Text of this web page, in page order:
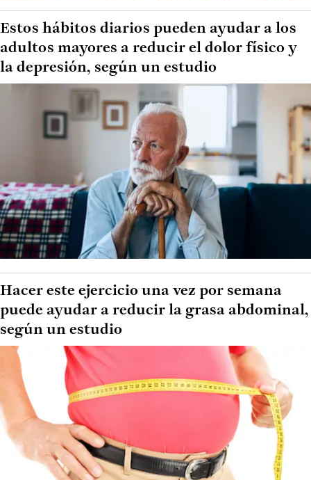
Estos hábitos diarios pueden ayudar a los
adultos mayores a reducir el dolor físico y
la depresión, según un estudio
Hacer este ejercicio una vez por semana
puede ayudar a reducir la grasa abdominal,
según un estudio